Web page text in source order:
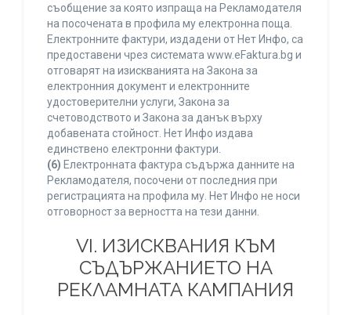
съобщение за която изпраща на Рекламодателя
на посочената в профила му електронна поща.
Електронните фактури, издадени от Нет Инфо, са
предоставени чрез системата www.eFaktura.bg и
отговарят на изискванията на Закона за
електронния документ и електронните
удостоверителни услуги, Закона за
счетоводството и Закона за данък върху
добавената стойност. Нет Инфо издава
единствено електронни фактури.
(6) Електронната фактура съдържа данните на
Рекламодателя, посочени от последния при
регистрацията на профила му. Нет Инфо не носи
отговорност за верността на тези данни.
VI. ИЗИСКВАНИЯ КЪМ
СЪДЪРЖАНИЕТО НА
РЕКЛАМНАТА КАМПАНИЯ